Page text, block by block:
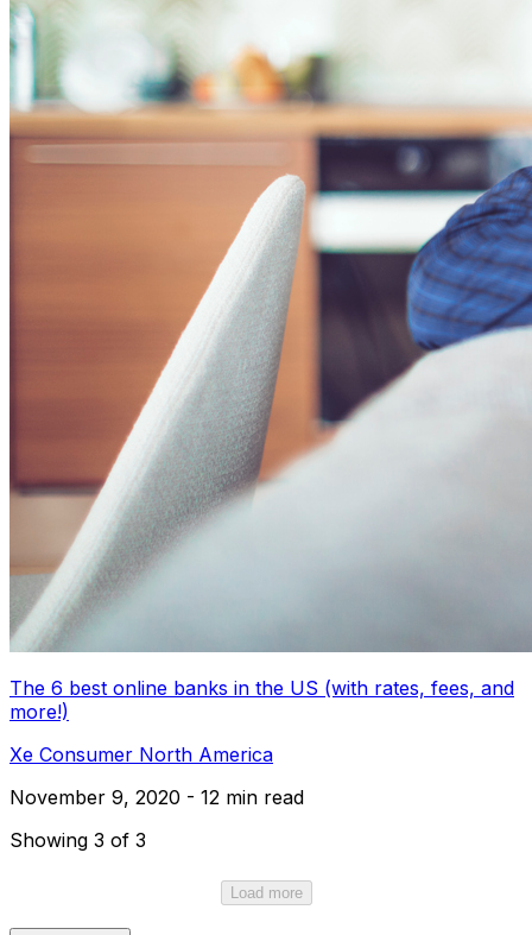
The 6 best online banks in the US (with rates, fees, and
more!)
Xe Consumer North America
November 9, 2020 - 12 min read
Showing 3 of 3
Load more